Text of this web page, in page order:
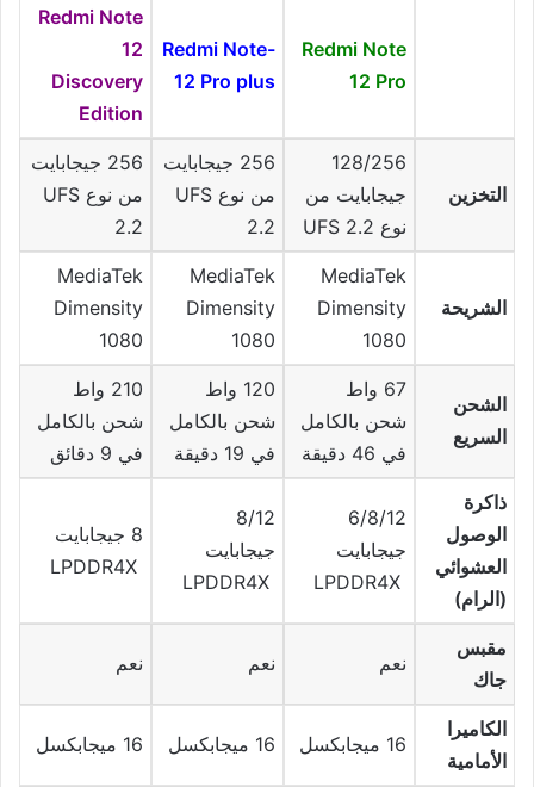
Redmi Note
12 Pro
-Redmi Note
12 Pro plus
Redmi Note
12
Discovery
Edition
التخزين
128/256
جيجابايت من
نوع UFS 2.2
256 جيجابايت
من نوع UFS
2.2
256 جيجابايت
من نوع UFS
2.2
الشريحة
MediaTek
Dimensity
1080
MediaTek
Dimensity
1080
MediaTek
Dimensity
1080
الشحن
السريع
67 واط
شحن بالكامل
في 46 دقيقة
120 واط
شحن بالكامل
في 19 دقيقة
210 واط
شحن بالكامل
في 9 دقائق
ذاكرة
الوصول
العشوائي
(الرام)
6/8/12
جيجابايت
LPDDR4X
8/12
جيجابايت
LPDDR4X
8 جيجابايت
LPDDR4X
مقبس
جاك
نعم نعم نعم
الكاميرا
الأمامية
16 ميجابكسل 16 ميجابكسل 16 ميجابكسل